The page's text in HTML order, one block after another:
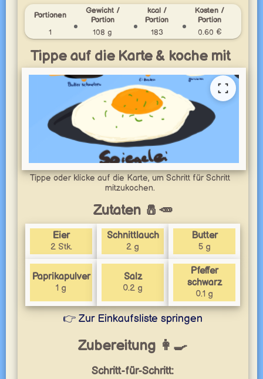
Portionen
Gewicht /
Portion
kcal /
Portion
Kosten /
Portion
1
108 g 183 0.60 €
Tippe auf die Karte & koche mit
Tippe oder klicke auf die Karte, um Schritt für Schritt
mitzukochen.
Zutaten 🧂🥕
Eier
2 Stk.
Schnittlauch
2 g
Butter
5 g
Paprikapulver
1 g
Salz
0.2 g
Pfeffer
schwarz
0.1 g
👉 Zur Einkaufsliste springen
Zubereitung 👩‍🍳
Schritt-für-Schritt: